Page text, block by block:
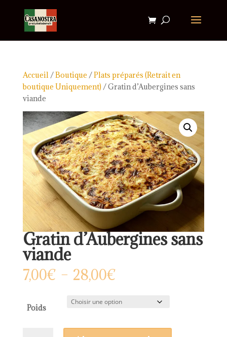
Accueil/Boutique /Plats préparés (Retrait en
boutique Uniquement)/ Gratin d’Aubergines sans
viande
Gratin d’Aubergines sans
viande
7,00€ – 28,00€Plage
prix :
7,00€
28,00€
Poids